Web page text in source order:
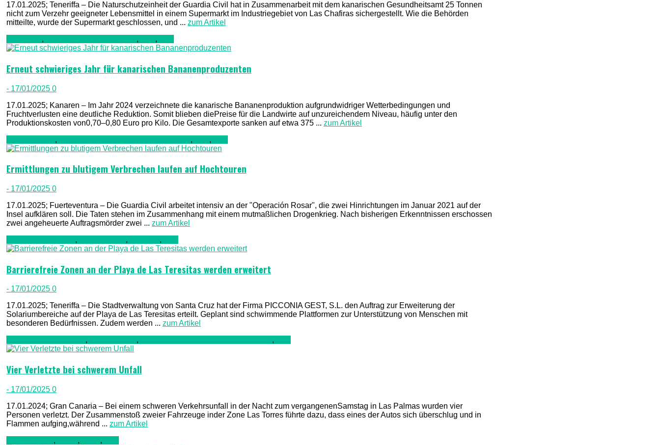
17.01.2025; Teneriffa – Die Naturschutzeinheit der Guardia Civil hat in Zusammenarbeit mit dem kanarischen Gesundheitsamt 25 Tonnen
nicht zum Verzehr geeigneter Lebensmittel in einem Supermarkt im Industriegebiet von Las Chafiras sichergestellt. Wie die Behörden
mitteilte, wurde der Supermarkt geschlossen, und ... zum Artikel
, , ,
Erneut schwieriges Jahr für kanarischen Bananenproduzenten
- 17/01/2025 0
17.01.2025; Kanaren – Im Jahr 2024 verzeichnete die kanarische Bananenproduktion aufgrundwidriger Wetterbedingungen und
Fruchtverlusten eine deutliche Reduktion. Somit blieben diePreise für die Landwirte auf unzureichendem Niveau, häufig unter den
Produktionskosten von0,70–0,80 Euro pro Kilo. Die Gesamtexporte sanken auf etwa 375 ... zum Artikel
, , ,
Ermittlungen zu blutigem Verbrechen laufen auf Hochtouren
- 17/01/2025 0
17.01.2025; Fuerteventura – Die Guardia Civil arbeitet intensiv an der "Operación Rosar", die zwei Hinrichtungen im Januar 2021 auf der
Insel aufklären soll. Die Taten stehen im Zusammenhang mit einem mutmaßlichen Drogenkrieg. Nach bisherigen Erkenntnissen erschossen
zwei angeheuerte Auftragsmörder zwei ... zum Artikel
, , ,
Barrierefreie Zonen an der Playa de Las Teresitas werden erweitert
- 17/01/2025 0
17.01.2025; Teneriffa – Die Stadtverwaltung von Santa Cruz hat der Firma PICCONIA GEST, S.L. den Auftrag zur Erweiterung der
Solariumbereiche auf der Playa de Las Teresitas erteilt. Geplant sind schwimmende Plattformen zur Unterstützung von Menschen mit
besonderen Bedürfnissen. Zudem werden ... zum Artikel
, , ,
Vier Verletzte bei schwerem Unfall
- 17/01/2025 0
17.01.2024; Gran Canaria – Bei einem schweren Verkehrsunfall in der Nacht zum vergangenenSamstag in Las Palmas wurden vier
Personen verletzt. Der Zusammenstoß zweier Fahrzeuge inder Zone Las Torres führte dazu, dass eines der Autos sich überschlug und in
Flammen aufging,während ... zum Artikel
, , ,